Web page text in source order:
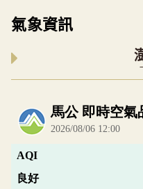
氣象資訊
內嵌空氣品質小工